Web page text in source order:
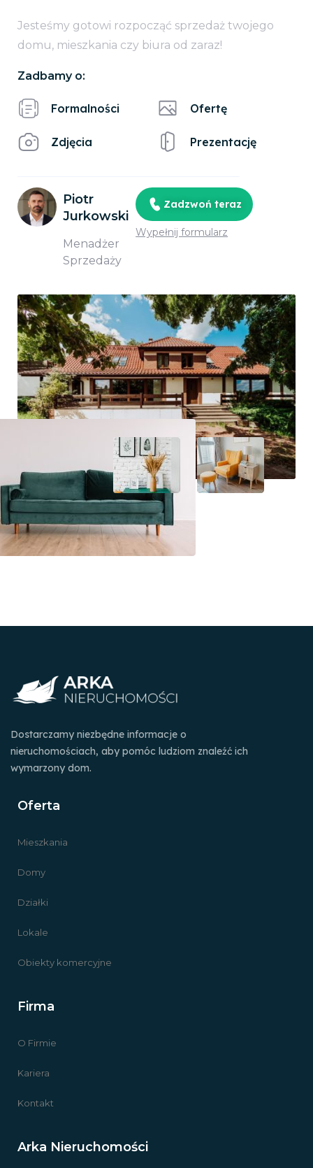
Jesteśmy gotowi rozpocząć sprzedaż twojego
domu, mieszkania czy biura od zaraz!
Zadbamy o:
Formalności
Zdjęcia
Ofertę
Prezentację
Piotr
Jurkowski
Menadżer
Sprzedaży
Zadzwoń teraz
Wypełnij formularz
Dostarczamy niezbędne informacje o
nieruchomościach, aby pomóc ludziom znaleźć ich
wymarzony dom.
Oferta
Mieszkania
Domy
Działki
Lokale
Obiekty komercyjne
Firma
O Firmie
Kariera
Kontakt
Arka Nieruchomości